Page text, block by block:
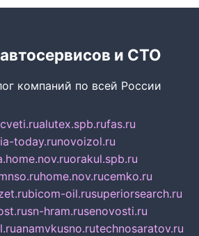
и СТО
компаний по всей России
alutex.spb.rufas.ru
today.runovoizol.ru
orakul.spb.ru
home.nov.rucemko.ru
bicom-oil.rusuperiorsearch.ru
sn-hram.rusenovosti.ru
anamvkusno.rutechnosaratov.ru